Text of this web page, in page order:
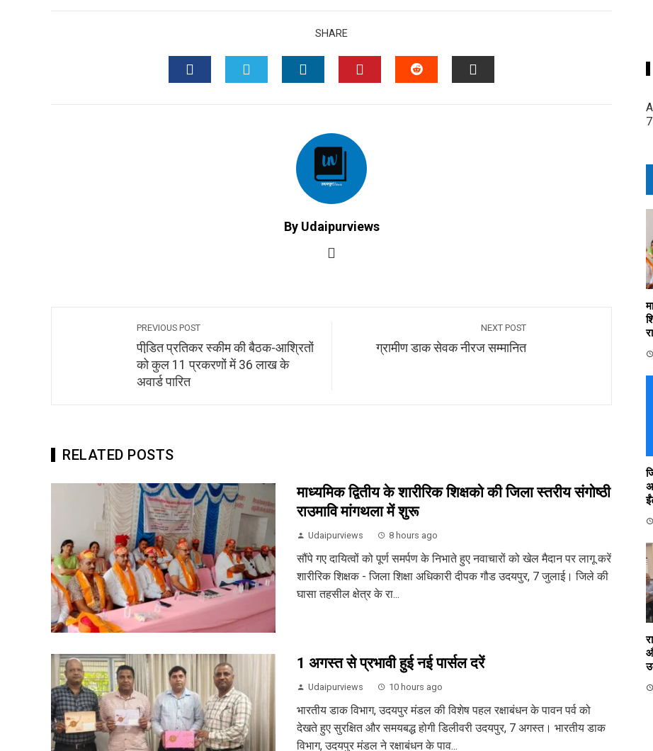
SHARE
By Udaipurviews
PREVIOUS POST
पीडि़त प्रतिकर स्कीम की बैठक-आश्रितों
को कुल 11 प्रकरणों में 36 लाख के
अवार्ड पारित
NEXT POST
ग्रामीण डाक सेवक नीरज सम्मानित
RELATED POSTS
माध्यमिक द्वितीय के शारीरिक शिक्षको की जिला स्तरीय संगोष्ठी
राउमावि मांगथला में शुरू
Udaipurviews 8 hours ago
सौंपे गए दायित्वों को पूर्ण समर्पण के निभाते हुए नवाचारों को खेल मैदान पर लागू करें
शारीरिक शिक्षक - जिला शिक्षा अधिकारी दीपक गौड उदयपुर, 7 जुलाई। जिले की
घासा तहसील क्षेत्र के रा...
1 अगस्त से प्रभावी हुई नई पार्सल दरें
Udaipurviews 10 hours ago
भारतीय डाक विभाग, उदयपुर मंडल की विशेष पहल रक्षाबंधन के पावन पर्व को
देखते हुए सुरक्षित और समयबद्ध होगी डिलीवरी उदयपुर, 7 अगस्त। भारतीय डाक
विभाग, उदयपुर मंडल ने रक्षाबंधन के पाव...